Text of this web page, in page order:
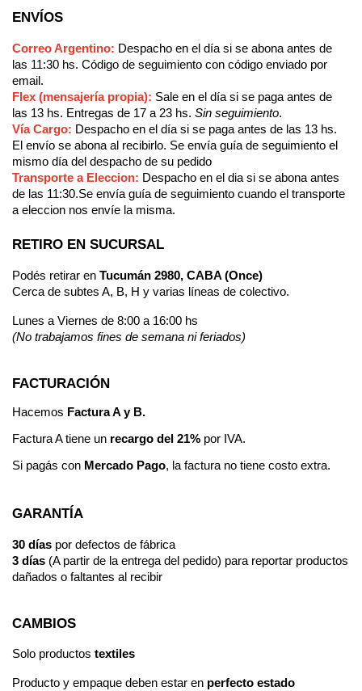
ENVÍOS
Correo Argentino: Despacho en el día si se abona antes de
las 11:30 hs. Código de seguimiento con código enviado por
email.
Flex (mensajería propia): Sale en el día si se paga antes de
las 13 hs. Entregas de 17 a 23 hs. Sin seguimiento.
Vía Cargo: Despacho en el día si se paga antes de las 13 hs.
El envío se abona al recibirlo. Se envía guía de seguimiento el
mismo día del despacho de su pedido
Transporte a Eleccion: Despacho en el dia si se abona antes
de las 11:30.Se envía guía de seguimiento cuando el transporte
a eleccion nos envíe la misma.
RETIRO EN SUCURSAL
Podés retirar en Tucumán 2980, CABA (Once)
Cerca de subtes A, B, H y varias líneas de colectivo.
Lunes a Viernes de 8:00 a 16:00 hs
(No trabajamos fines de semana ni feriados)
FACTURACIÓN
Hacemos Factura A y B.
Factura A tiene un recargo del 21% por IVA.
Si pagás con Mercado Pago, la factura no tiene costo extra.
GARANTÍA
30 días por defectos de fábrica
3 días (A partir de la entrega del pedido) para reportar productos
dañados o faltantes al recibir
CAMBIOS
Solo productos textiles
Producto y empaque deben estar en perfecto estado